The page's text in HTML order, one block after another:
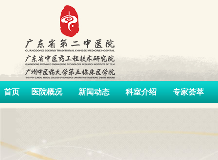
首页 医院概况 新闻动态 科室介绍 专家荟萃